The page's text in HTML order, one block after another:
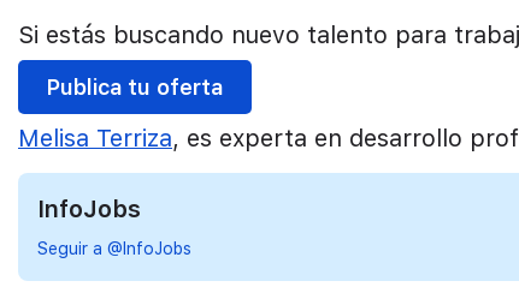
Si estás buscando nuevo talento para
Publica tu oferta
Melisa Terriza, es experta en desarrollo
InfoJobs
Seguir a @InfoJobs